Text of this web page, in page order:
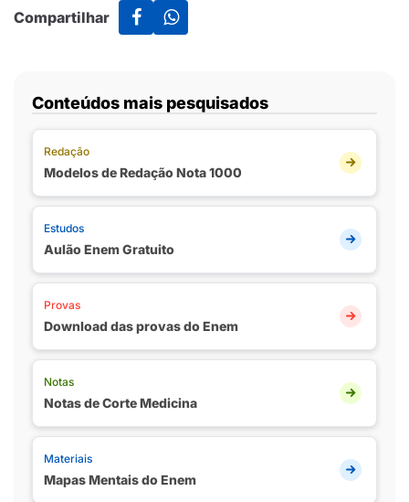
Compartilhar
Conteúdos mais pesquisados
Redação
Modelos de Redação Nota 1000
Estudos
Aulão Enem Gratuito
Provas
Download das provas do Enem
Notas
Notas de Corte Medicina
Materiais
Mapas Mentais do Enem